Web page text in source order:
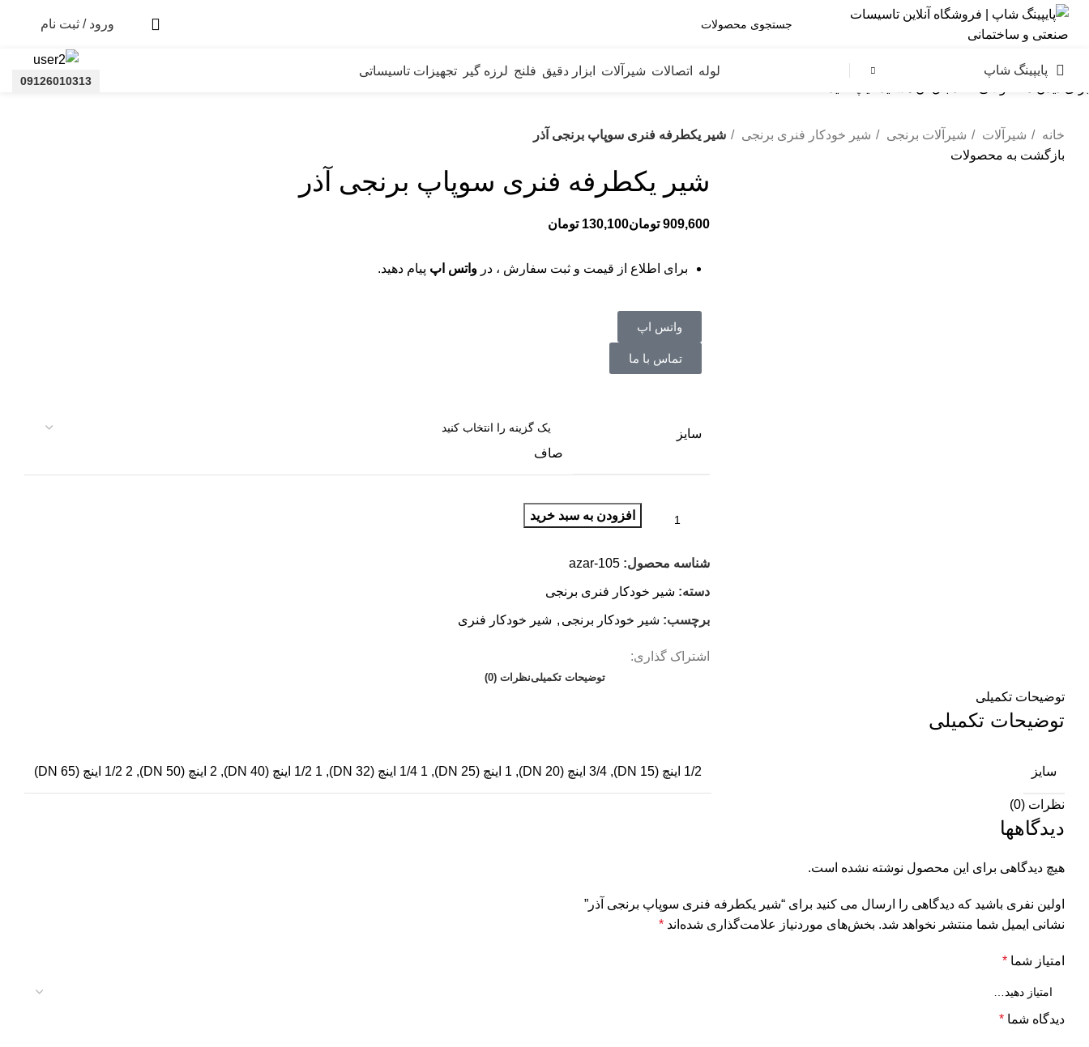
ورود / ثبت نام
پایپینگ شاپ لوله اتصالات شیرآلات ابزار دقیق فلنج لرزه گیر تجهیزات تاسیساتی
09126010313
خانه شیرآلات شیرآلات برنجی شیر خودکار فنری برنجی
شیر یکطرفه فنری سوپاپ برنجی آذر
بازگشت به محصولات
شیر یکطرفه فنری سوپاپ برنجی آذر
تومان تومان
برای اطلاع از قیمت و ثبت سفارش ، در واتس اپ پیام دهید.
واتس اپ
تماس با ما
سایز
صاف
افزودن به سبد خرید
شناسه محصول: azar-105
دسته: شیر خودکار فنری برنجی
برچسب: شیر خودکار برنجی , شیر خودکار فنری
اشتراک گذاری:
توضیحات تکمیلینظرات (0)
توضیحات تکمیلی
توضیحات تکمیلی
سایز 1/2 اینچ (DN 15), 3/4 اینچ (DN 20), 1 اینچ (DN 25), 1/4 1 اینچ (DN 32), 1/2 1 اینچ (DN 40), 2 اینچ (DN 50), 1/2 2 اینچ (DN 65)
نظرات (0)
دیدگاهها
هیچ دیدگاهی برای این محصول نوشته نشده است.
اولین نفری باشید که دیدگاهی را ارسال می کنید برای “شیر یکطرفه فنری سوپاپ برنجی آذر”
نشانی ایمیل شما منتشر نخواهد شد. بخش‌های موردنیاز علامت‌گذاری شده‌اند *
امتیاز شما *
دیدگاه شما *